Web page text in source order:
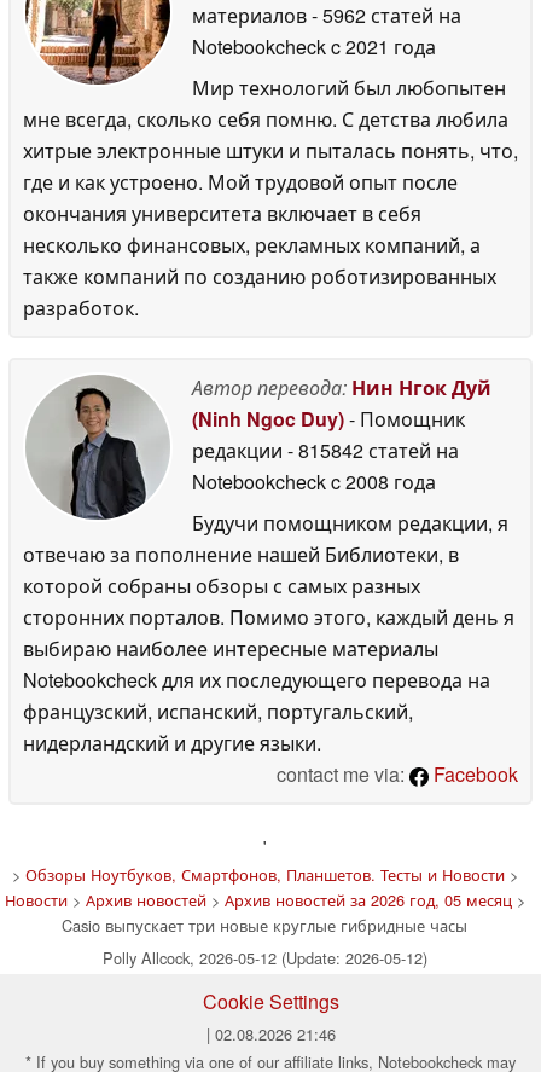
материалов- 5962 статей на
Notebookcheckc 2021 года
Мир технологий был любопытен
мне всегда, сколько себя помню. С детства любила
хитрые электронные штуки и пыталась понять, что,
где и как устроено. Мой трудовой опыт после
окончания университета включает в себя
несколько финансовых, рекламных компаний, а
также компаний по созданию роботизированных
разработок.
Автор перевода: Нин Нгок Дуй
(Ninh Ngoc Duy)- Помощник
редакции - 815842 статей на
Notebookcheckc 2008 года
Будучи помощником редакции, я
отвечаю за пополнение нашей Библиотеки, в
которой собраны обзоры с самых разных
сторонних порталов. Помимо этого, каждый день я
выбираю наиболее интересные материалы
Notebookcheck для их последующего перевода на
французский, испанский, португальский,
нидерландский и другие языки.
contact me via:
Facebook
'
> Обзоры Ноутбуков, Смартфонов, Планшетов. Тесты и Новости>
Новости> Архив новостей> Архив новостей за 2026 год, 05 месяц>
Casio выпускает три новые круглые гибридные часы
Polly Allcock, 2026-05-12 (Update: 2026-05-12)
Cookie Settings
| 02.08.2026 21:46
* If you buy something via one of our affiliate links, Notebookcheck may